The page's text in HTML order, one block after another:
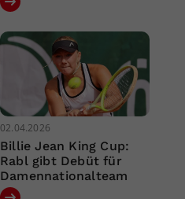
02.04.2026
Billie Jean King Cup:
Rabl gibt Debüt für
Damennationalteam